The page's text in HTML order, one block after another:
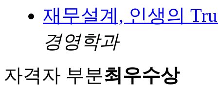
재무설계, 인생의
경영학과
자격자 부분최우수상